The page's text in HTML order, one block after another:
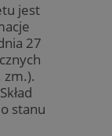
jest
27
zm.).
stanu